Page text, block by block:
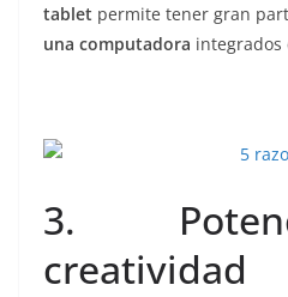
tablet permite tener gran
una computadora integrados
3.
creatividad